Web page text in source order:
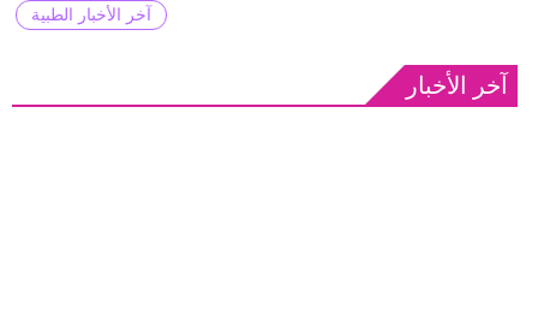
آخر الأخبار الطبية
آخر الأخبار